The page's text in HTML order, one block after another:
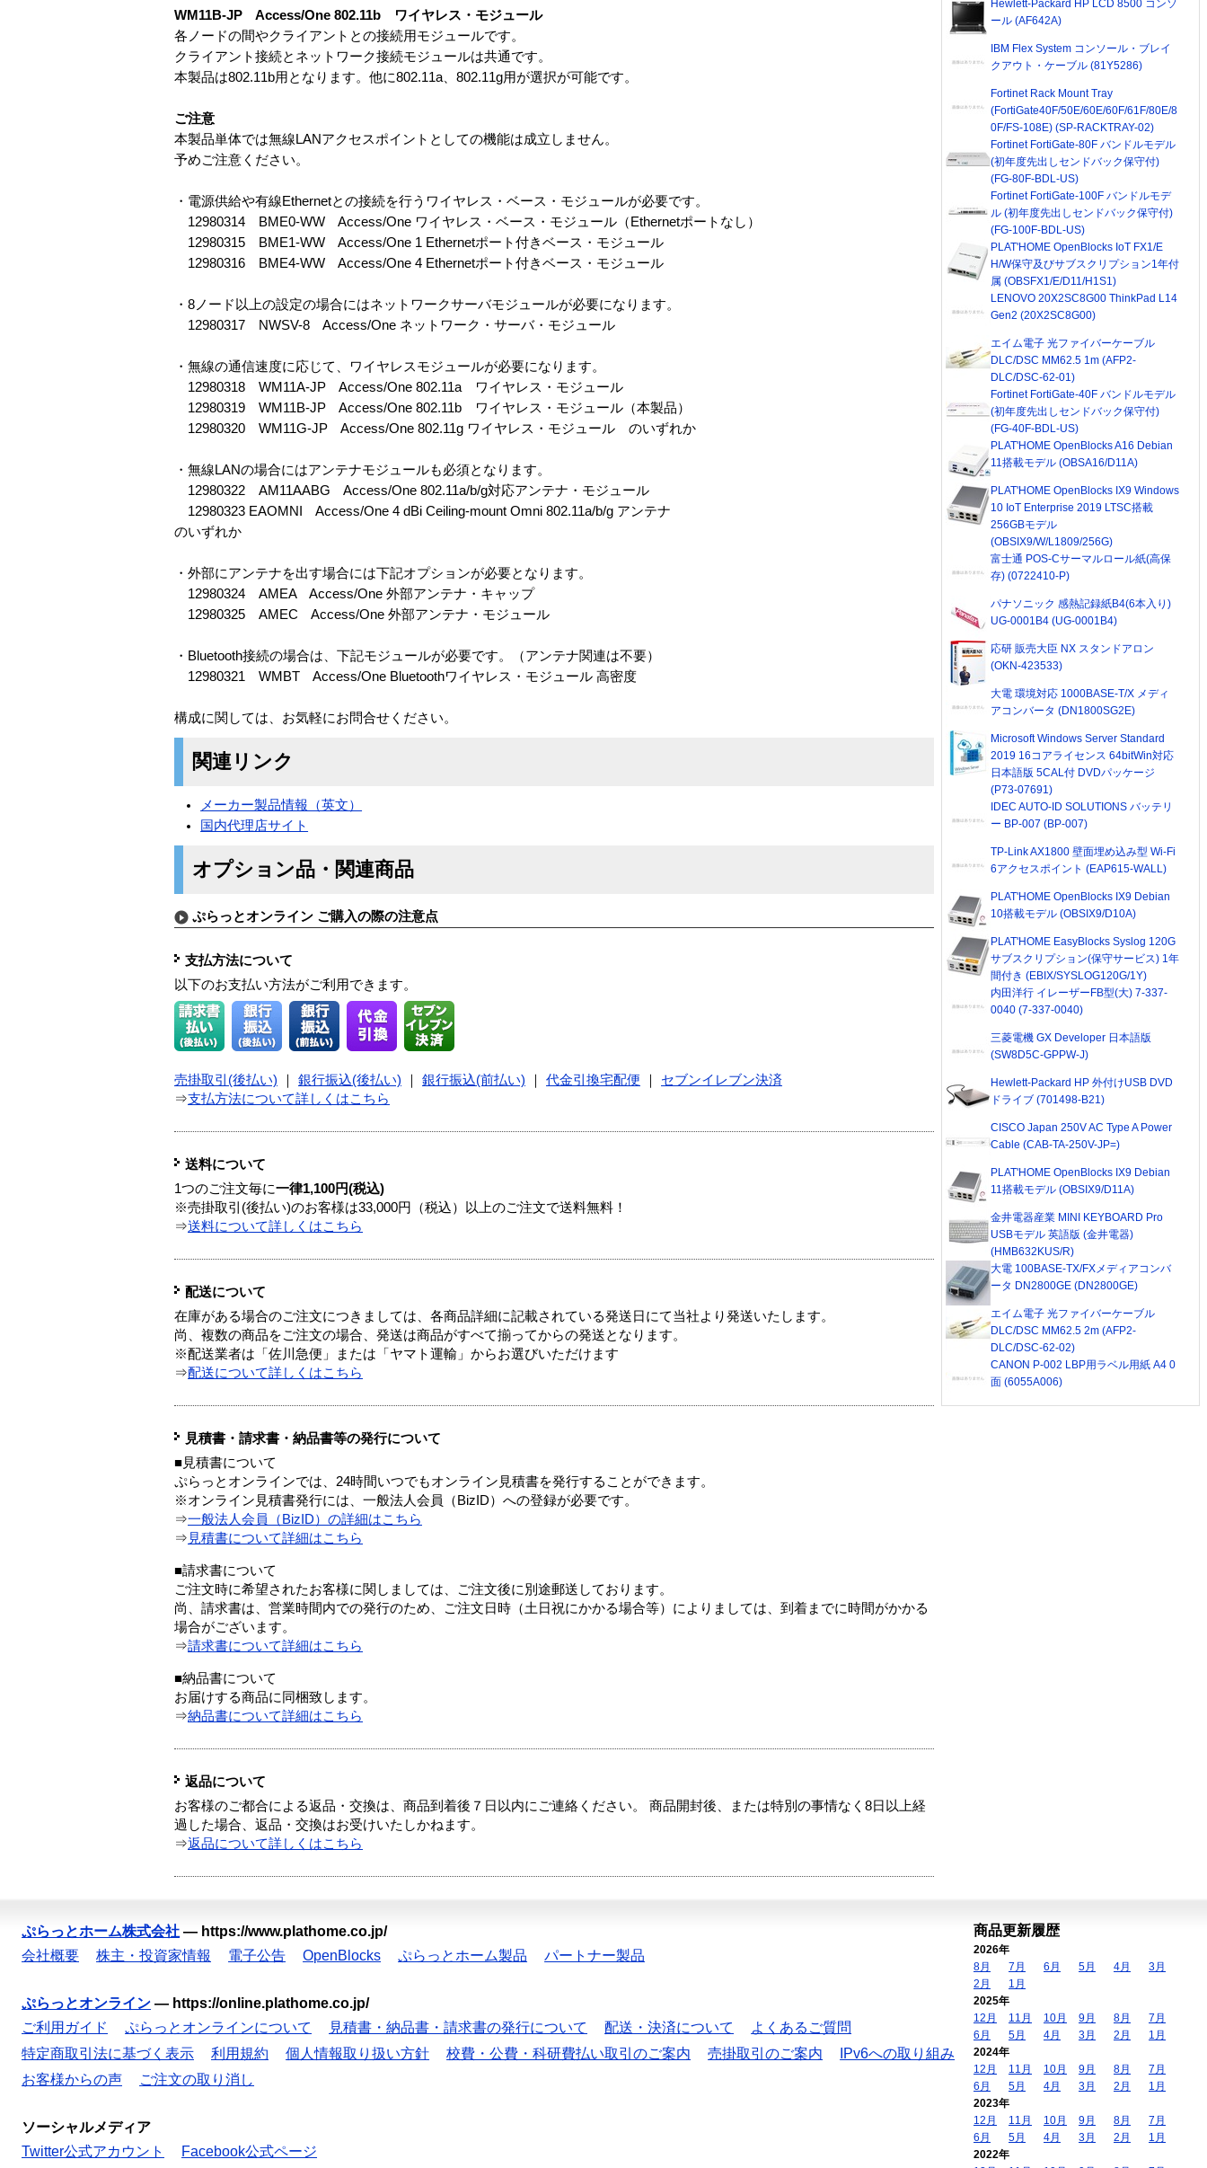
WM11B-JP Access/One 802.11b ワイヤレス・モジュール
各ノードの間やクライアントとの接続用モジュールです。
クライアント接続とネットワーク接続モジュールは共通です。
本製品は802.11b用となります。他に802.11a、802.11g用が選択が可能です。
ご注意
本製品単体では無線LANアクセスポイントとしての機能は成立しません。
予めご注意ください。
・電源供給や有線Ethernetとの接続を行うワイヤレス・ベース・モジュールが必要です。
12980314 BME0-WW Access/One ワイヤレス・ベース・モジュール（Ethernetポートなし）
12980315 BME1-WW Access/One 1 Ethernetポート付きベース・モジュール
12980316 BME4-WW Access/One 4 Ethernetポート付きベース・モジュール
・8ノード以上の設定の場合にはネットワークサーバモジュールが必要になります。
12980317 NWSV-8 Access/One ネットワーク・サーバ・モジュール
・無線の通信速度に応じて、ワイヤレスモジュールが必要になります。
12980318 WM11A-JP Access/One 802.11a ワイヤレス・モジュール
12980319 WM11B-JP Access/One 802.11b ワイヤレス・モジュール（本製品）
12980320 WM11G-JP Access/One 802.11g ワイヤレス・モジュール のいずれか
・無線LANの場合にはアンテナモジュールも必須となります。
12980322 AM11AABG Access/One 802.11a/b/g対応アンテナ・モジュール
12980323 EAOMNI Access/One 4 dBi Ceiling-mount Omni 802.11a/b/g アンテナ
のいずれか
・外部にアンテナを出す場合には下記オプションが必要となります。
12980324 AMEA Access/One 外部アンテナ・キャップ
12980325 AMEC Access/One 外部アンテナ・モジュール
・Bluetooth接続の場合は、下記モジュールが必要です。（アンテナ関連は不要）
12980321 WMBT Access/One Bluetoothワイヤレス・モジュール 高密度
構成に関しては、お気軽にお問合せください。
関連リンク
メーカー製品情報（英文）
国内代理店サイト
オプション品・関連商品
ぷらっとオンライン ご購入の際の注意点
支払方法について
以下のお支払い方法がご利用できます。
売掛取引(後払い) 銀行振込(後払い) 銀行振込(前払い) 代金引換宅配便
セブンイレブン決済
⇒支払方法について詳しくはこちら
送料について
1つのご注文毎に一律1,100円(税込)
※売掛取引(後払い)のお客様は33,000円（税込）以上のご注文で送料無料！
⇒送料について詳しくはこちら
配送について
在庫がある場合のご注文につきましては、各商品詳細に記載されている発送日にて当社より発送いたします。
尚、複数の商品をご注文の場合、発送は商品がすべて揃ってからの発送となります。
※配送業者は「佐川急便」または「ヤマト運輸」からお選びいただけます
⇒配送について詳しくはこちら
見積書・請求書・納品書等の発行について
■見積書について
ぷらっとオンラインでは、24時間いつでもオンライン見積書を発行することができます。
※オンライン見積書発行には、一般法人会員（BizID）への登録が必要です。
⇒一般法人会員（BizID）の詳細はこちら
⇒ 見積書について詳細はこちら
■請求書について
ご注文時に希望されたお客様に関しましては、ご注文後に別途郵送しております。
尚、請求書は、営業時間内での発行のため、ご注文日時（土日祝にかかる場合等）によりましては、到着までに時間がかかる
場合がございます。
⇒請求書について詳細はこちら
■納品書について
お届けする商品に同梱致します。
⇒納品書について詳細はこちら
返品について
お客様のご都合による返品・交換は、商品到着後７日以内にご連絡ください。 商品開封後、または特別の事情なく8日以上経
過した場合、返品・交換はお受けいたしかねます。
⇒返品について詳しくはこちら
Hewlett-Packard HP LCD 8500 コンソ
ール (AF642A)
IBM Flex System コンソール・ブレイ
クアウト・ケーブル (81Y5286)
Fortinet Rack Mount Tray
(FortiGate40F/50E/60E/60F/61F/80E/8
0F/FS-108E) (SP-RACKTRAY-02)
Fortinet FortiGate-80F バンドルモデル
(初年度先出しセンドバック保守付)
(FG-80F-BDL-US)
Fortinet FortiGate-100F バンドルモデ
ル (初年度先出しセンドバック保守付)
(FG-100F-BDL-US)
PLAT'HOME OpenBlocks IoT FX1/E
H/W保守及びサブスクリプション1年付
属 (OBSFX1/E/D11/H1S1)
LENOVO 20X2SC8G00 ThinkPad L14
Gen2 (20X2SC8G00)
エイム電子 光ファイバーケーブル
DLC/DSC MM62.5 1m (AFP2-
DLC/DSC-62-01)
Fortinet FortiGate-40F バンドルモデル
(初年度先出しセンドバック保守付)
(FG-40F-BDL-US)
PLAT'HOME OpenBlocks A16 Debian
11搭載モデル (OBSA16/D11A)
PLAT'HOME OpenBlocks IX9 Windows
10 IoT Enterprise 2019 LTSC搭載
256GBモデル
(OBSIX9/W/L1809/256G)
富士通 POS-Cサーマルロール紙(高保
存) (0722410-P)
パナソニック 感熱記録紙B4(6本入り)
UG-0001B4 (UG-0001B4)
応研 販売大臣 NX スタンドアロン
(OKN-423533)
大電 環境対応 1000BASE-T/X メディ
アコンバータ (DN1800SG2E)
Microsoft Windows Server Standard
2019 16コアライセンス 64bitWin対応
日本語版 5CAL付 DVDパッケージ
(P73-07691)
IDEC AUTO-ID SOLUTIONS バッテリ
ー BP-007 (BP-007)
TP-Link AX1800 壁面埋め込み型 Wi-Fi
6アクセスポイント (EAP615-WALL)
PLAT'HOME OpenBlocks IX9 Debian
10搭載モデル (OBSIX9/D10A)
PLAT'HOME EasyBlocks Syslog 120G
サブスクリプション(保守サービス) 1年
間付き (EBIX/SYSLOG120G/1Y)
内田洋行 イレーザーFB型(大) 7-337-
0040 (7-337-0040)
三菱電機 GX Developer 日本語版
(SW8D5C-GPPW-J)
Hewlett-Packard HP 外付けUSB DVD
ドライブ (701498-B21)
CISCO Japan 250V AC Type A Power
Cable (CAB-TA-250V-JP=)
PLAT'HOME OpenBlocks IX9 Debian
11搭載モデル (OBSIX9/D11A)
金井電器産業 MINI KEYBOARD Pro
USBモデル 英語版 (金井電器)
(HMB632KUS/R)
大電 100BASE-TX/FXメディアコンバ
ータ DN2800GE (DN2800GE)
エイム電子 光ファイバーケーブル
DLC/DSC MM62.5 2m (AFP2-
DLC/DSC-62-02)
CANON P-002 LBP用ラベル用紙 A4 0
面 (6055A006)
ぷらっとホーム株式会社 — https://www.plathome.co.jp/
会社概要
株主・投資家情報 電子公告 OpenBlocks ぷらっとホーム製品 パートナー製品
ぷらっとオンライン — https://online.plathome.co.jp/
ご利用ガイド
ぷらっとオンラインについて 見積書・納品書・請求書の発行について 配送・決済について
よくあるご質問
特定商取引法に基づく表示
利用規約 個人情報取り扱い方針 校費・公費・科研費払い取引のご案内 売掛取引のご案内
IPv6への取り組み
お客様からの声
ご注文の取り消し
ソーシャルメディア
Twitter公式アカウント
Facebook公式ページ
商品更新履歴
2026年
8月
7月 6月 5月 4月
3月
2月
1月
2025年
12月
11月 10月 9月 8月
7月
6月
5月 4月 3月 2月
1月
2024年
12月
11月 10月 9月 8月
7月
6月
5月 4月 3月 2月
1月
2023年
12月
11月 10月 9月 8月
7月
6月
5月 4月 3月 2月
1月
2022年